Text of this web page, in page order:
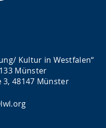
Kultur in Westfalen“
Münster
3, 48147 Münster